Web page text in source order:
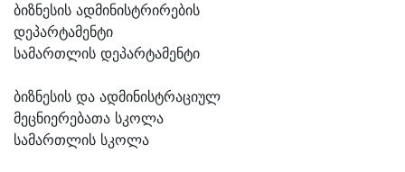
ბიზნესის ადმინისტრირების
დეპარტამენტი
სამართლის დეპარტამენტი
ბიზნესის და ადმინისტრაციულ
მეცნიერებათა სკოლა
სამართლის სკოლა